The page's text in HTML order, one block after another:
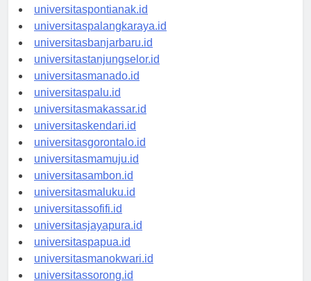
universitaskupang.id
universitaspontianak.id
universitaspalangkaraya.id
universitasbanjarbaru.id
universitastanjungselor.id
universitasmanado.id
universitaspalu.id
universitasmakassar.id
universitaskendari.id
universitasgorontalo.id
universitasmamuju.id
universitasambon.id
universitasmaluku.id
universitassofifi.id
universitasjayapura.id
universitaspapua.id
universitasmanokwari.id